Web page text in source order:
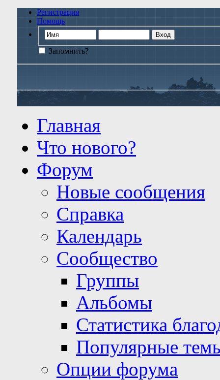
Регистрация
Помощь
Запомнить?
Главная
Что нового?
Форум
Новые сообщения
Справка
Календарь
Сообщество
Группы
Альбомы
Статистика
Популярные
Опции форума